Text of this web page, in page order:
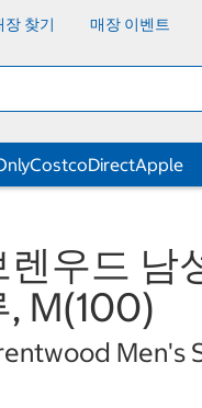
장 찾기 매장 이벤트
CostcoDirectApple
렌우드 남
, M(100)
Men's